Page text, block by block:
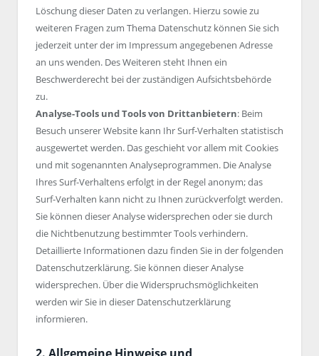
Löschung dieser Daten zu verlangen. Hierzu sowie zu
weiteren Fragen zum Thema Datenschutz können Sie sich
jederzeit unter der im Impressum angegebenen Adresse
an uns wenden. Des Weiteren steht Ihnen ein
Beschwerderecht bei der zuständigen Aufsichtsbehörde
zu.
Analyse-Tools und Tools von Drittanbietern: Beim
Besuch unserer Website kann Ihr Surf-Verhalten statistisch
ausgewertet werden. Das geschieht vor allem mit Cookies
und mit sogenannten Analyseprogrammen. Die Analyse
Ihres Surf-Verhaltens erfolgt in der Regel anonym; das
Surf-Verhalten kann nicht zu Ihnen zurückverfolgt werden.
Sie können dieser Analyse widersprechen oder sie durch
die Nichtbenutzung bestimmter Tools verhindern.
Detaillierte Informationen dazu finden Sie in der folgenden
Datenschutzerklärung. Sie können dieser Analyse
widersprechen. Über die Widerspruchsmöglichkeiten
werden wir Sie in dieser Datenschutzerklärung
informieren.